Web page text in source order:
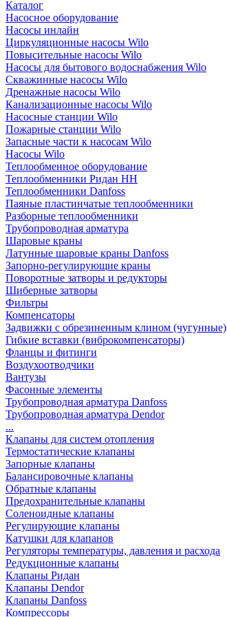
Каталог
Насосное оборудование
Насосы инлайн
Циркуляционные насосы Wilo
Повысительные насосы Wilo
Насосы для бытового водоснабжения Wilo
Скважинные насосы Wilo
Дренажные насосы Wilo
Канализационные насосы Wilo
Насосные станции Wilo
Пожарные станции Wilo
Запасные части к насосам Wilo
Насосы Wilo
Теплообменное оборудование
Теплообменники Ридан НН
Теплообменники Danfoss
Паяные пластинчатые теплообменники
Разборные теплообменники
Трубопроводная арматура
Шаровые краны
Латунные шаровые краны Danfoss
Запорно-регулирующие краны
Поворотные затворы и редукторы
Шиберные затворы
Фильтры
Компенсаторы
Задвижки с обрезиненным клином (чугунные)
Гибкие вставки (виброкомпенсаторы)
Фланцы и фитинги
Воздухоотводчики
Вантузы
Фасонные элементы
Трубопроводная арматура Danfoss
Трубопроводная арматура Dendor
...
Клапаны для систем отопления
Термостатические клапаны
Запорные клапаны
Балансировочные клапаны
Обратные клапаны
Предохранительные клапаны
Соленоидные клапаны
Регулирующие клапаны
Катушки для клапанов
Регуляторы температуры, давления и расхода
Редукционные клапаны
Клапаны Ридан
Клапаны Dendor
Клапаны Danfoss
Компрессоры